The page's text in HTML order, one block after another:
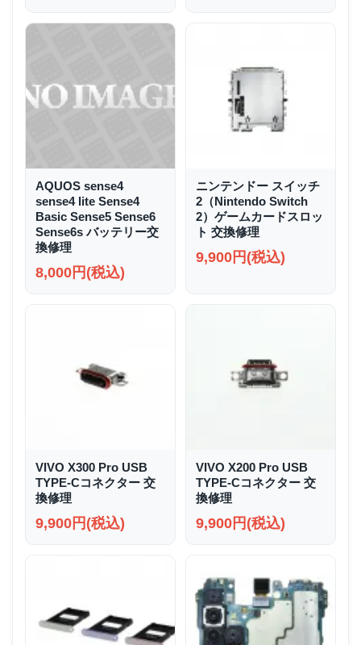
AQUOS sense4
sense4 lite Sense4
Basic Sense5 Sense6
Sense6s バッテリー交
換修理
8,000円(税込)
ニンテンドー スイッチ
2（Nintendo Switch
2）ゲームカードスロッ
ト 交換修理
9,900円(税込)
VIVO X300 Pro USB
TYPE-Cコネクター 交
換修理
9,900円(税込)
VIVO X200 Pro USB
TYPE-Cコネクター 交
換修理
9,900円(税込)